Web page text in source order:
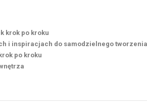
krok po kroku
i inspiracjach do samodzielnego
po kroku